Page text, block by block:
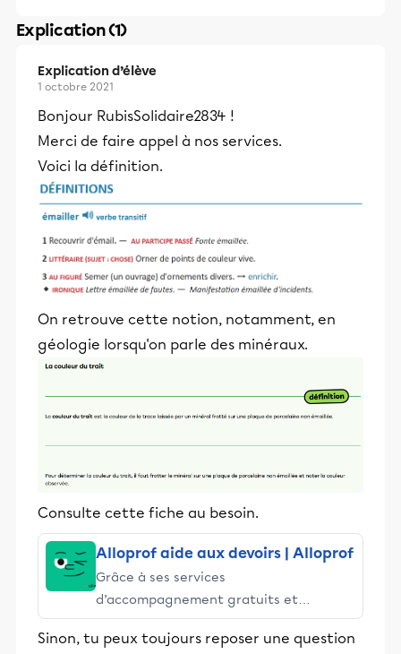
Explication (1)
Explication d’élève
1 octobre 2021
Bonjour RubisSolidaire2834 !
Merci de faire appel à nos services.
Voici la définition.
On retrouve cette notion, notamment, en
géologie lorsqu'on parle des minéraux.
Consulte cette fiche au besoin.
Alloprof aide aux devoirs | Alloprof
Grâce à ses services
d’accompagnement gratuits et
stimulants, Alloprof engage les élèves
et leurs parents dans la réussite
Sinon, tu peux toujours reposer une question